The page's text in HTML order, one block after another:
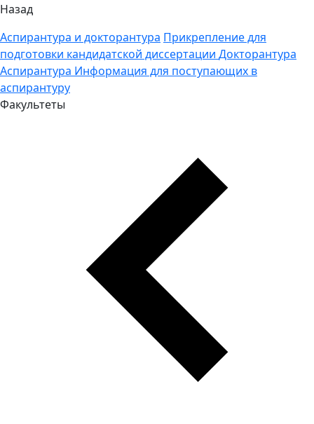
Назад
Аспирантура и докторантура Прикрепление для
подготовки кандидатской диссертации Докторантура
Аспирантура Информация для поступающих в
аспирантуру
Факультеты